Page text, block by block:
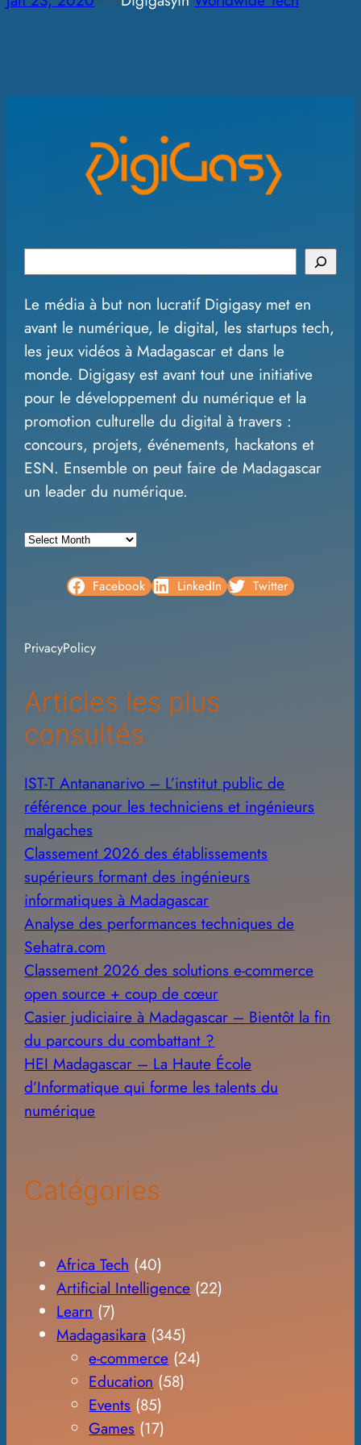
e
a
r
c
h
Le média à but non lucratif Digigasy met en
avant le numérique, le digital, les startups tech,
les jeux vidéos à Madagascar et dans le
monde. Digigasy est avant tout une initiative
pour le développement du numérique et la
promotion culturelle du digital à travers :
concours, projets, événements, hackatons et
ESN. Ensemble on peut faire de Madagascar
un leader du numérique.
A
v
s
Facebook LinkedIn Twitter
PrivacyPolicy
Articles les plus
consultés
IST-T Antananarivo – L’institut public de
référence pour les techniciens et ingénieurs
malgaches
Classement 2026 des établissements
supérieurs formant des ingénieurs
informatiques à Madagascar
Analyse des performances techniques de
Sehatra.com
Classement 2026 des solutions e-commerce
open source + coup de cœur
Casier judiciaire à Madagascar – Bientôt la fin
du parcours du combattant ?
HEI Madagascar – La Haute École
d’Informatique qui forme les talents du
numérique
Catégories
Africa Tech (40)
Artificial Intelligence (22)
Learn (7)
Madagasikara (345)
e-commerce (24)
Education (58)
Events (85)
Games (17)